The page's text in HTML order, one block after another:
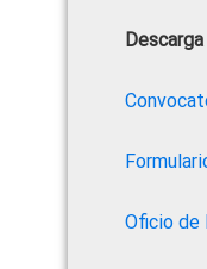
Oficio de